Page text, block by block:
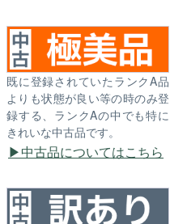
既に登録されていたランクA品
よりも状態が良い等の時のみ登
録する、ランクAの中でも特に
きれいな中古品です。
中古品についてはこちら